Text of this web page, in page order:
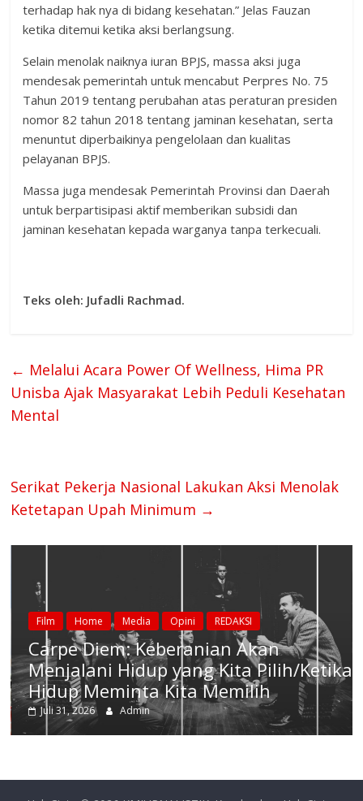
terhadap hak nya di bidang kesehatan.” Jelas Fauzan
ketika ditemui ketika aksi berlangsung.
Selain menolak naiknya iuran BPJS, massa aksi juga
mendesak pemerintah untuk mencabut Perpres No. 75
Tahun 2019 tentang perubahan atas peraturan presiden
nomor 82 tahun 2018 tentang jaminan kesehatan, serta
menuntut diperbaikinya pengelolaan dan kualitas
pelayanan BPJS.
Massa juga mendesak Pemerintah Provinsi dan Daerah
untuk berpartisipasi aktif memberikan subsidi dan
jaminan kesehatan kepada warganya tanpa terkecuali.
Teks oleh: Jufadli Rachmad.
← Melalui Acara Power Of Wellness, Hima PR
Unisba Ajak Masyarakat Lebih Peduli Kesehatan
Mental
Serikat Pekerja Nasional Lakukan Aksi Menolak
Ketetapan Upah Minimum →
Film Home Media Opini REDAKSI
Carpe Diem: Keberanian Akan
Menjalani Hidup yang Kita Pilih/Ketika
Hidup Meminta Kita Memilih
Juli 31, 2026 Admin